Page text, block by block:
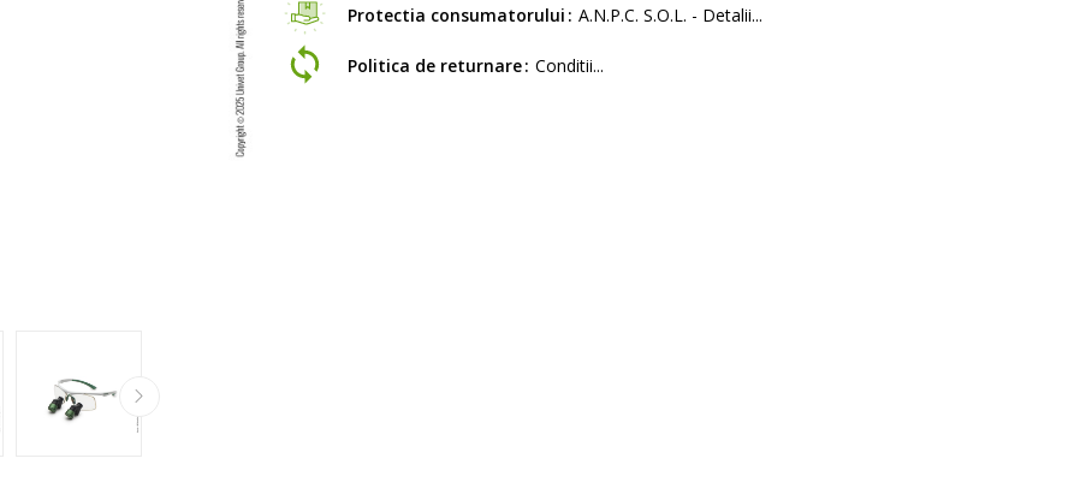
Protectia consumatorului A.N.P.C. S.O.L. - Detalii...
Politica de returnare Conditii...